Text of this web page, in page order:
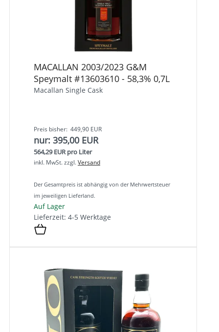
MACALLAN 2003/2023 G&M
Speymalt #13603610 - 58,3% 0,7L
Macallan Single Cask
Preis bisher: 449,90 EUR
nur: 395,00 EUR
564,29 EUR pro Liter
inkl. MwSt.zzgl.Versand
Der Gesamtpreis ist abhängig von der Mehrwertsteuer
im jeweiligen Lieferland.
Auf Lager
Lieferzeit: 4-5 Werktage